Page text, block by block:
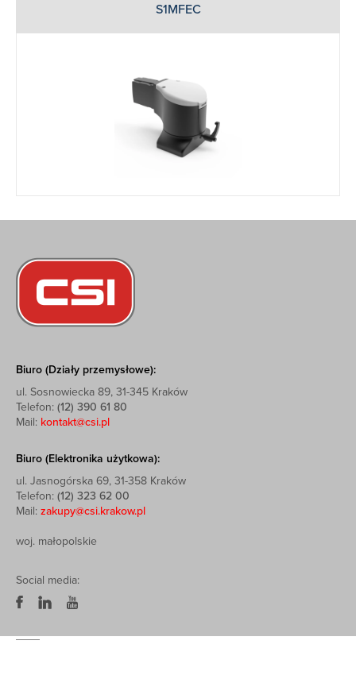
S1MFEC
Biuro (Działy przemysłowe):
ul. Sosnowiecka 89, 31-345 Kraków
Telefon: (12) 390 61 80
Mail: kontakt@csi.pl
Biuro (Elektronika użytkowa):
ul. Jasnogórska 69, 31-358 Kraków
Telefon: (12) 323 62 00
Mail: zakupy@csi.krakow.pl
woj. małopolskie
Social media: